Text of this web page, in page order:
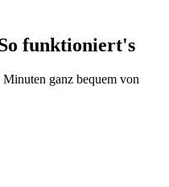
funktioniert's
ganz bequem von